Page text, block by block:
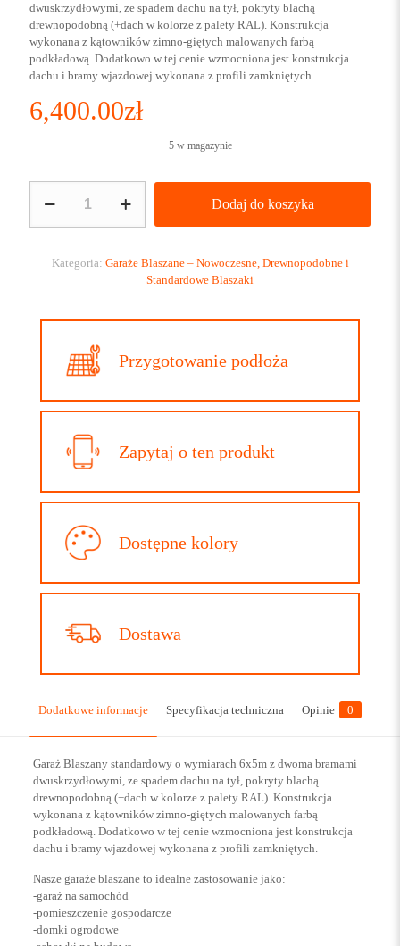
dwuskrzydłowymi, ze spadem dachu na tył, pokryty blachą
drewnopodobną (+dach w kolorze z palety RAL). Konstrukcja
wykonana z kątowników zimno-giętych malowanych farbą
podkładową. Dodatkowo w tej cenie wzmocniona jest konstrukcja
dachu i bramy wjazdowej wykonana z profili zamkniętych.
6,400.00zł
5 w magazynie
GARAŻ
drewnopodobny
Dodaj do koszyka
Kategoria: Garaże Blaszane – Nowoczesne, Drewnopodobne i
Standardowe Blaszaki
Przygotowanie podłoża
Zapytaj o ten produkt
Dostępne kolory
Dostawa
Dodatkowe informacje Specyfikacja techniczna Opinie 0
Garaż Blaszany standardowy o wymiarach 6x5m z dwoma bramami
dwuskrzydłowymi, ze spadem dachu na tył, pokryty blachą
drewnopodobną (+dach w kolorze z palety RAL). Konstrukcja
wykonana z kątowników zimno-giętych malowanych farbą
podkładową. Dodatkowo w tej cenie wzmocniona jest konstrukcja
dachu i bramy wjazdowej wykonana z profili zamkniętych.
Nasze garaże blaszane to idealne zastosowanie jako:
-garaż na samochód
-pomieszczenie gospodarcze
-domki ogrodowe